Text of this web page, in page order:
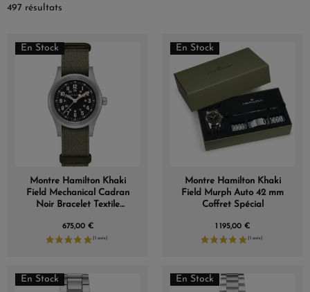
497 résultats
En Stock
Montre Hamilton Khaki
Field Mechanical Cadran
Noir Bracelet Textile
675,00 €
En Stock
Montre Hamilton Khaki
Field Murph Auto 42 mm
Coffret Spécial
1 195,00 €
En Stock En Stock